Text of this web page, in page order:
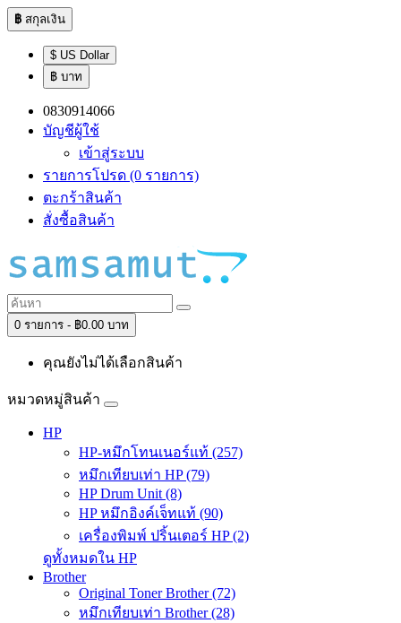
฿ สกุลเงิน
$ US Dollar
฿ บาท
0830914066
บัญชีผู้ใช้
เข้าสู่ระบบ
รายการโปรด (0 รายการ)
ตะกร้าสินค้า
สั่งซื้อสินค้า
0 รายการ - ฿0.00 บาท
คุณยังไม่ได้เลือกสินค้า
หมวดหมู่สินค้า
HP
HP-หมึกโทนเนอร์แท้ (257)
หมึกเทียบเท่า HP (79)
HP Drum Unit (8)
HP หมึกอิงค์เจ็ทแท้ (90)
เครื่องพิมพ์ ปริ้นเตอร์ HP (2)
ดูทั้งหมดใน HP
Brother
Original Toner Brother (72)
หมึกเทียบเท่า Brother (28)